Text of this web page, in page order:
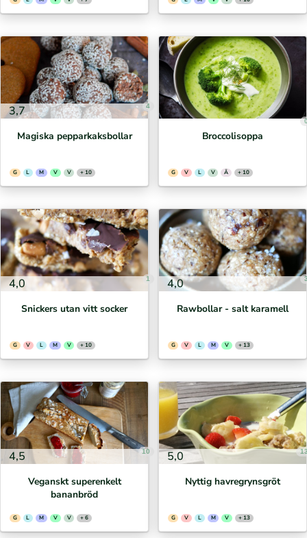
3,7 4
Magiska pepparkaksbollar
G L M V V + 10
Broccolisoppa
G V L V Ä + 10
4,0 1
Snickers utan vitt socker
G V L M V + 10
4,0
Rawbollar - salt karamell
G V L M V + 13
4,5 10
Veganskt superenkelt
bananbröd
G L M V V + 6
5,0
Nyttig havregrynsgröt
G V L M V + 13